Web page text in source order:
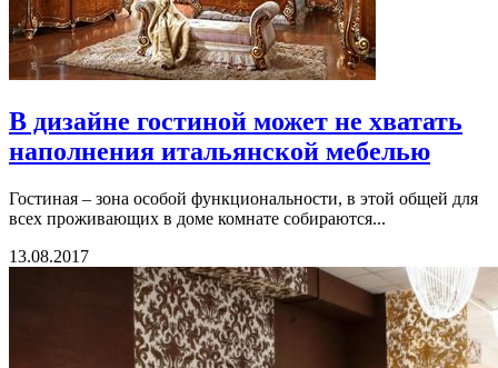
В дизайне гостиной может не хватать
наполнения итальянской мебелью
Гостиная – зона особой функциональности, в этой общей для
всех проживающих в доме комнате собираются...
13.08.2017